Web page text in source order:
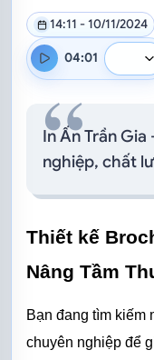
14:11 - 10/11/2024
Trình duyệt
04:01 Tốc
In Ấn Trần
nghiệp, chất
Thiết kế
Nâng Tầm
Bạn đang tìm kiếm
chuyên nghiệp để